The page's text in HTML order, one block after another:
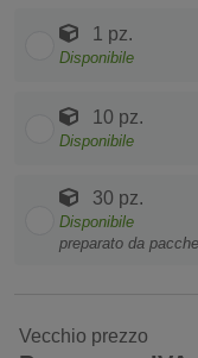
1 pz.
Disponibile
10 pz.
Disponibile
30 pz.
Disponibile
preparato da
Vecchio prezzo